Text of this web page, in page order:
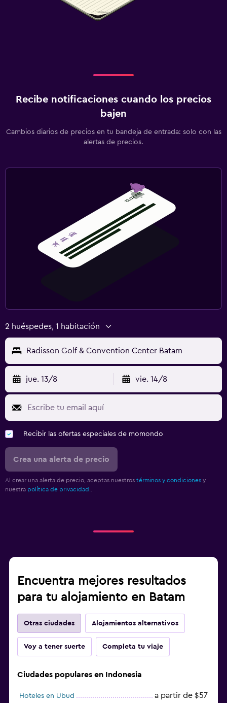
Recibe notificaciones cuando los precios
bajen
Cambios diarios de precios en tu bandeja de entrada: solo con las
alertas de precios.
2 huéspedes, 1 habitación
Radisson Golf & Convention Center Batam
jue. 13/8 vie. 14/8
Recibir las ofertas especiales de momondo
Crea una alerta de precio
Al crear una alerta de precio, aceptas nuestros términos y condiciones y
nuestra política de privacidad.
Encuentra mejores resultados
para tu alojamiento en Batam
Otras ciudades Alojamientos alternativos
Voy a tener suerte Completa tu viaje
Ciudades populares en Indonesia
Hoteles en Ubud a partir de $57